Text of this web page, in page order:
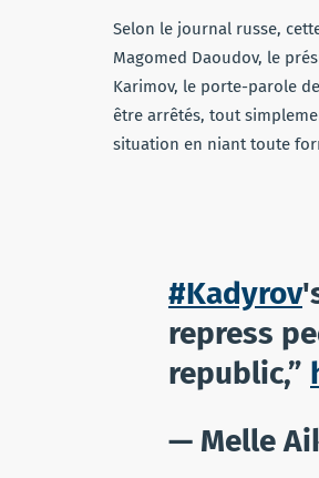
Selon le journal russe,
Magomed Daoudov, le
Karimov, le porte-parole
être arrêtés, tout
situation en niant toute
#Kadyrov
repress
republic,”
— Melle